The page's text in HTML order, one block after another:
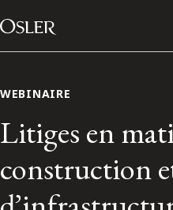
Passer au contenu
Main
WEBINAIRE
Litiges en
construction